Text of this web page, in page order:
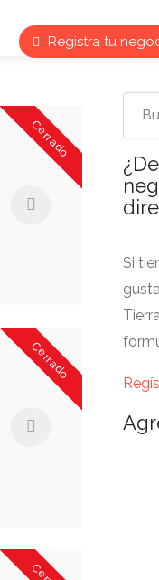
Registra tu
Cerrado
Cerrado
Si